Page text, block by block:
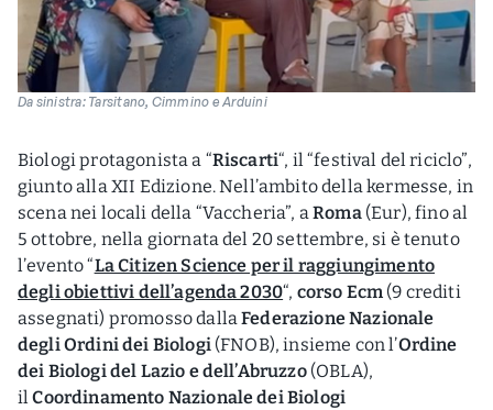
Da sinistra: Tarsitano, Cimmino e Arduini
Biologi protagonista a “Riscarti“, il “festival del riciclo”,
giunto alla XII Edizione. Nell’ambito della kermesse, in
scena nei locali della “Vaccheria”, aRoma (Eur), fino al
5 ottobre, nella giornata del 20 settembre, si è tenuto
l’evento “La Citizen Science per il raggiungimento
degli obiettivi dell’agenda 2030“, corso Ecm (9 crediti
assegnati) promosso dallaFederazione Nazionale
degli Ordini dei Biologi (FNOB), insieme con l’Ordine
dei Biologi del Lazio e dell’Abruzzo(OBLA),
ilCoordinamento Nazionale dei Biologi